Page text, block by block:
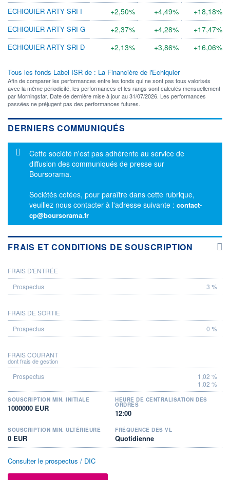
ECHIQUIER ARTY SRI I +2,50% +4,49% +18,18%
ECHIQUIER ARTY SRI G +2,37% +4,28% +17,47%
ECHIQUIER ARTY SRI D +2,13% +3,86% +16,06%
Tous les fonds Label ISR de : La Financière de l'Echiquier
Afin de comparer les performances entre les fonds qui ne sont pas tous valorisés
avec la même périodicité, les performances et les rangs sont calculés mensuellement
par Morningstar. Date de dernière mise à jour au 31/07/2026. Les performances
passées ne préjugent pas des performances futures.
DERNIERS COMMUNIQUÉS
Message d'information
Cette société n'est pas adhérente au service de
diffusion des communiqués de presse sur
Boursorama.
Sociétés cotées, pour paraître dans cette rubrique,
veuillez nous contacter à l'adresse suivante : contact-
cp@boursorama.fr
FRAIS ET CONDITIONS DE SOUSCRIPTION
PROSPECTUS
FRAIS D'ENTRÉE
3 %
FRAIS DE SORTIE
0 %
FRAIS COURANT
dont frais de gestion
1,02 %
1,02 %
SOUSCRIPTION MIN. INITIALE
1000000 EUR
HEURE DE CENTRALISATION DES
ORDRES
12:00
SOUSCRIPTION MIN. ULTÉRIEURE
0 EUR
FRÉQUENCE DES VL
Quotidienne
Consulter le prospectus / DIC